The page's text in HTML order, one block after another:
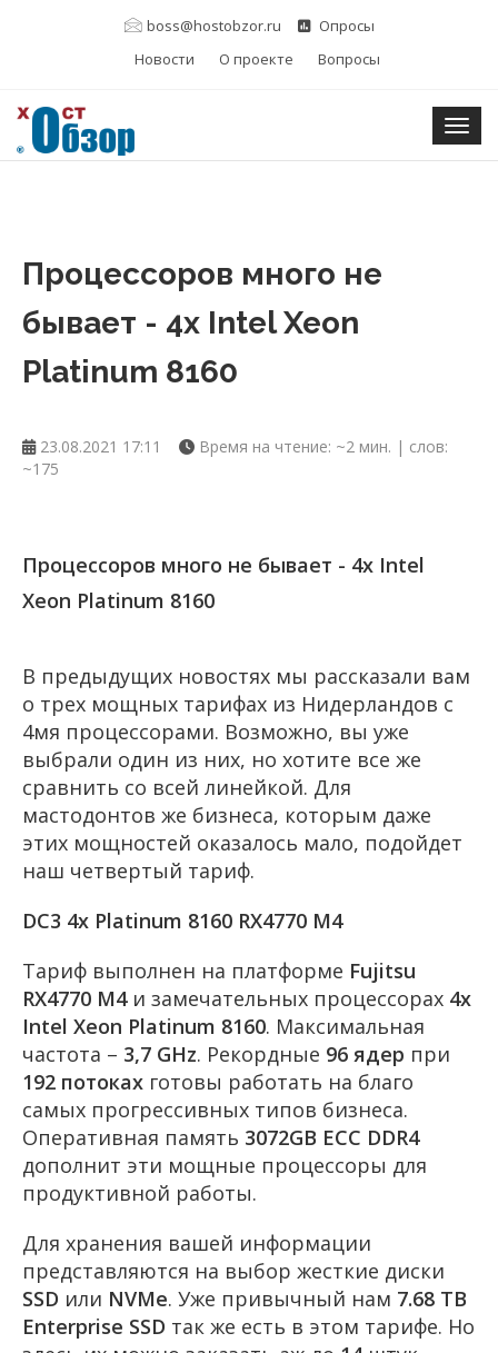
boss@hostobzor.ru
Опросы
Новости
О проекте Вопросы
Процессоров много не
бывает - 4x Intel Xeon
Platinum 8160
23.08.2021 17:11
Время на чтение: ~2 мин. | слов:
~175
Процессоров много не бывает - 4x Intel
Xeon Platinum 8160
В предыдущих новостях мы рассказали вам
о трех мощных тарифах из Нидерландов с
4мя процессорами. Возможно, вы уже
выбрали один из них, но хотите все же
сравнить со всей линейкой. Для
мастодонтов же бизнеса, которым даже
этих мощностей оказалось мало, подойдет
наш четвертый тариф.
DC3 4x Platinum 8160 RX4770 M4
Тариф выполнен на платформе Fujitsu
RX4770 M4 и замечательных процессорах 4x
Intel Xeon Platinum 8160. Максимальная
частота – 3,7 GHz. Рекордные 96 ядер при
192 потоках готовы работать на благо
самых прогрессивных типов бизнеса.
Оперативная память 3072GB ECC DDR4
дополнит эти мощные процессоры для
продуктивной работы.
Для хранения вашей информации
представляются на выбор жесткие диски
SSD или NVMe. Уже привычный нам 7.68 TB
Enterprise SSD так же есть в этом тарифе. Но